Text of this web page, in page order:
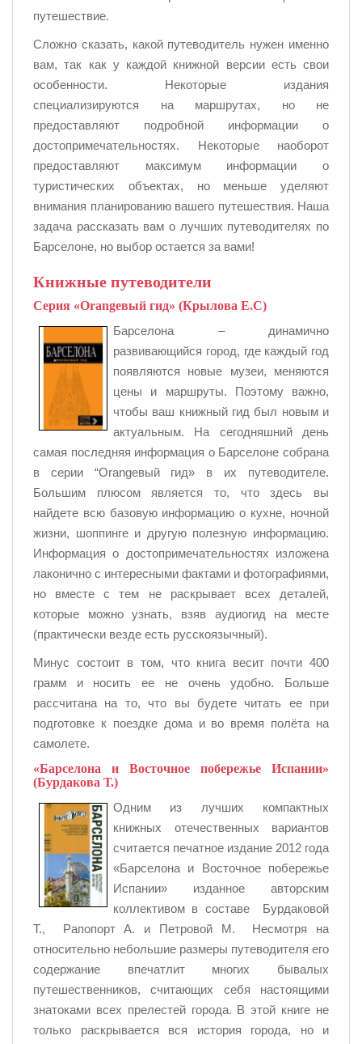
путешествие.
Сложно сказать, какой путеводитель нужен именно
вам, так как у каждой книжной версии есть свои
особенности. Некоторые издания
специализируются на маршрутах, но не
предоставляют подробной информации о
достопримечательностях. Некоторые наоборот
предоставляют максимум информации о
туристических объектах, но меньше уделяют
внимания планированию вашего путешествия. Наша
задача рассказать вам о лучших путеводителях по
Барселоне, но выбор остается за вами!
Книжные путеводители
Серия «Orangeвый гид» (Крылова Е.С)
Барселона – динамично
развивающийся город, где каждый год
появляются новые музеи, меняются
цены и маршруты. Поэтому важно,
чтобы ваш книжный гид был новым и
актуальным. На сегодняшний день
самая последняя информация о Барселоне собрана
в серии “Orangeвый гид» в их путеводителе.
Большим плюсом является то, что здесь вы
найдете всю базовую информацию о кухне, ночной
жизни, шоппинге и другую полезную информацию.
Информация о достопримечательностях изложена
лаконично с интересными фактами и фотографиями,
но вместе с тем не раскрывает всех деталей,
которые можно узнать, взяв аудиогид на месте
(практически везде есть русскоязычный).
Минус состоит в том, что книга весит почти 400
грамм и носить ее не очень удобно. Больше
рассчитана на то, что вы будете читать ее при
подготовке к поездке дома и во время полёта на
самолете.
«Барселона и Восточное побережье Испании»
(Бурдакова Т.)
Одним из лучших компактных
книжных отечественных вариантов
считается печатное издание 2012 года
«Барселона и Восточное побережье
Испании» изданное авторским
коллективом в составе Бурдаковой
Т., Рапопорт А. и Петровой М. Несмотря на
относительно небольшие размеры путеводителя его
содержание впечатлит многих бывалых
путешественников, считающих себя настоящими
знатоками всех прелестей города. В этой книге не
только раскрывается вся история города, но и